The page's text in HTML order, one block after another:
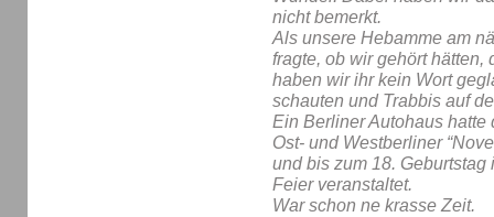
nicht bemerkt.
Als unsere Hebamme am
fragte, ob wir gehört hätten,
haben wir ihr kein Wort
schauten und Trabbis auf
Ein Berliner Autohaus
Ost- und Westberliner
und bis zum 18.
Feier veranstaltet.
War schon ne krasse Zeit.